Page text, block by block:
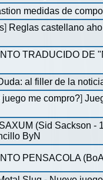
medidas de
] Reglas castellano
TRADUCIDO DE
al filler de la
me compro?]
SAXUM (Sid Sackson -
ByN
PENSACOLA